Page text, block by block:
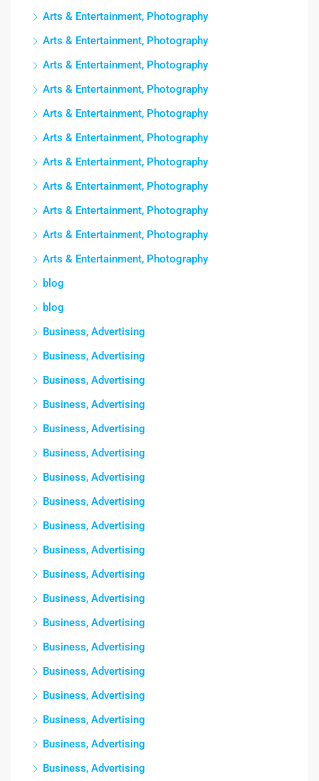
Arts & Entertainment, Photography
Arts & Entertainment, Photography
Arts & Entertainment, Photography
Arts & Entertainment, Photography
Arts & Entertainment, Photography
Arts & Entertainment, Photography
Arts & Entertainment, Photography
Arts & Entertainment, Photography
Arts & Entertainment, Photography
Arts & Entertainment, Photography
Arts & Entertainment, Photography
blog
blog
Business, Advertising
Business, Advertising
Business, Advertising
Business, Advertising
Business, Advertising
Business, Advertising
Business, Advertising
Business, Advertising
Business, Advertising
Business, Advertising
Business, Advertising
Business, Advertising
Business, Advertising
Business, Advertising
Business, Advertising
Business, Advertising
Business, Advertising
Business, Advertising
Business, Advertising